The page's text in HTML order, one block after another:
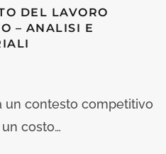
DEL LAVORO
– ANALISI E
un contesto competitivo
costo…